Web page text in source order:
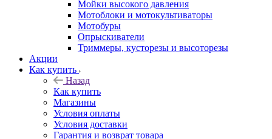
Мойки высокого давления
Мотоблоки и мотокультиваторы
Мотобуры
Опрыскиватели
Триммеры, кусторезы и высоторезы
Акции
Как купить
Назад
Как купить
Магазины
Условия оплаты
Условия доставки
Гарантия и возврат товара